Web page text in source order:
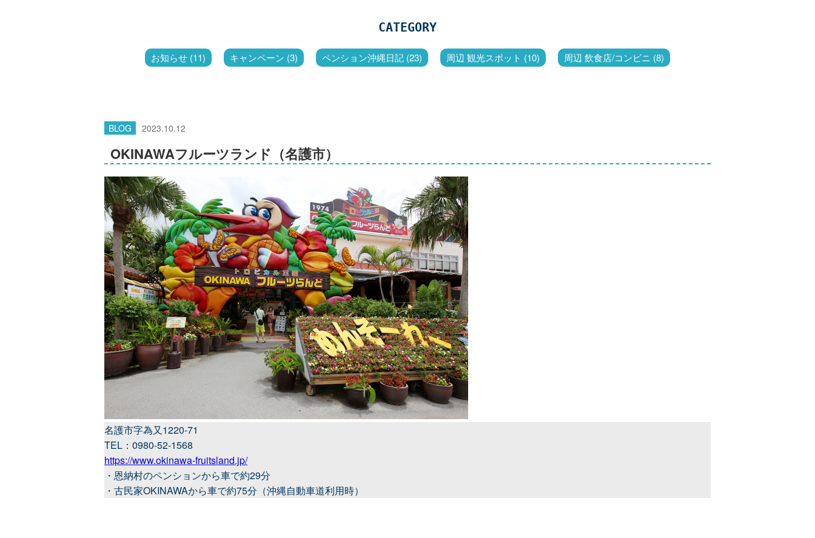
CATEGORY
お知らせ (11) キャンペーン (3) ペンション沖縄日記 (23) 周辺 観光スポット (10) 周辺 飲食店/コンビニ (8)
BLOG 2023.10.12
OKINAWAフルーツランド（名護市）
名護市字為又1220-71
TEL：0980-52-1568
https://www.okinawa-fruitsland.jp/
・恩納村のペンションから車で約29分
・古民家OKINAWAから車で約75分（沖縄自動車道利用時）